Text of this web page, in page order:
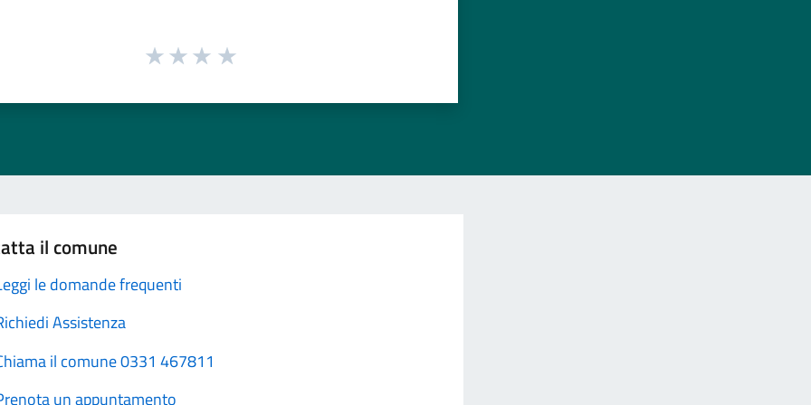
il comune
le domande frequenti
Assistenza
il comune 0331 467811
un appuntamento